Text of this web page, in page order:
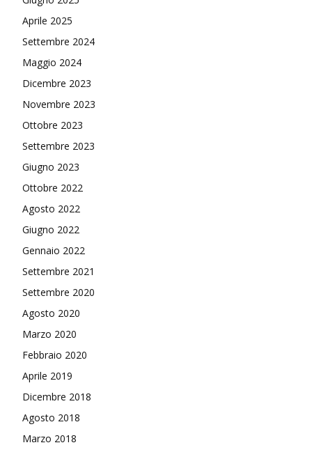
Aprile 2025
Settembre 2024
Maggio 2024
Dicembre 2023
Novembre 2023
Ottobre 2023
Settembre 2023
Giugno 2023
Ottobre 2022
Agosto 2022
Giugno 2022
Gennaio 2022
Settembre 2021
Settembre 2020
Agosto 2020
Marzo 2020
Febbraio 2020
Aprile 2019
Dicembre 2018
Agosto 2018
Marzo 2018